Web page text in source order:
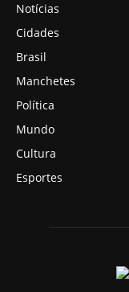
Notícias
Cidades
Brasil
Manchetes
Política
Mundo
Cultura
Esportes